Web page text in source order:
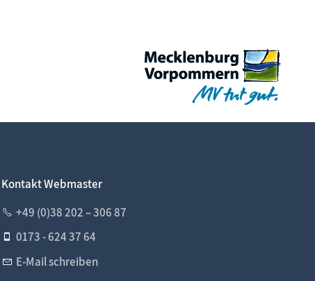
Kontakt Webmaster
+49 (0)38 202 – 306 87
0173 - 624 37 64
E-Mail schreiben